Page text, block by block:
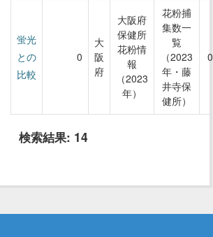
検索結果: 14
蛍光
との
比較
0
大
阪
府
大阪府
保健所
花粉情
報
（2023
年）
花粉捕
集数一
覧
（2023
年・藤
井寺保
健所）
0